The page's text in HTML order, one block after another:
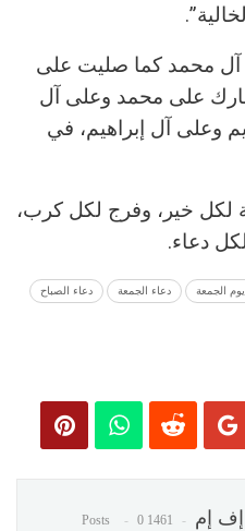
محمد كما صليت على
على محمد وعلى آل
وعلى آل إبراهيم، في
لكل خير، وفرج لكل كرب،
دعاء.
يوم الجمعة دعاء الجمعة دعاء الصباح
إف إم 1461 Posts
0